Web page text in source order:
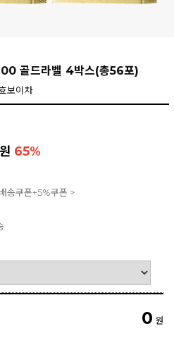
골드라벨 4박스(총56포)
보이차
65%
송쿠폰+5%쿠폰 >
0 원